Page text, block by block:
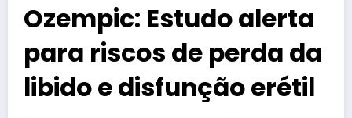
Ozempic: Estudo alerta
para riscos de perda da
libido e disfunção erétil